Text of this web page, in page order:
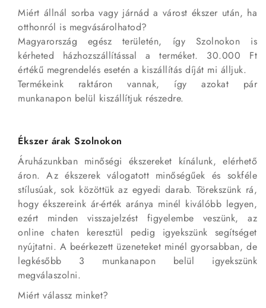
Miért állnál sorba vagy járnád a várost ékszer után, ha
otthonról is megvásárolhatod?
Magyarország egész területén, így Szolnokon is
kérheted házhozszállítással a terméket. 30.000 Ft
értékű megrendelés esetén a kiszállítás díját mi álljuk.
Termékeink raktáron vannak, így azokat pár
munkanapon belül kiszállítjuk részedre.
Ékszer árak Szolnokon
Áruházunkban minőségi ékszereket kínálunk, elérhető
áron. Az ékszerek válogatott minőségűek és sokféle
stílusúak, sok közöttük az egyedi darab. Törekszünk rá,
hogy ékszereink ár-érték aránya minél kiválóbb legyen,
ezért minden visszajelzést figyelembe veszünk, az
online chaten keresztül pedig igyekszünk segítséget
nyújtatni. A beérkezett üzeneteket minél gyorsabban, de
legkésőbb 3 munkanapon belül igyekszünk
megválaszolni.
Miért válassz minket?